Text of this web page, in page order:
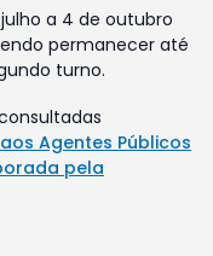
a 4 de outubro
permanecer até
turno.
Agentes Públicos
pela